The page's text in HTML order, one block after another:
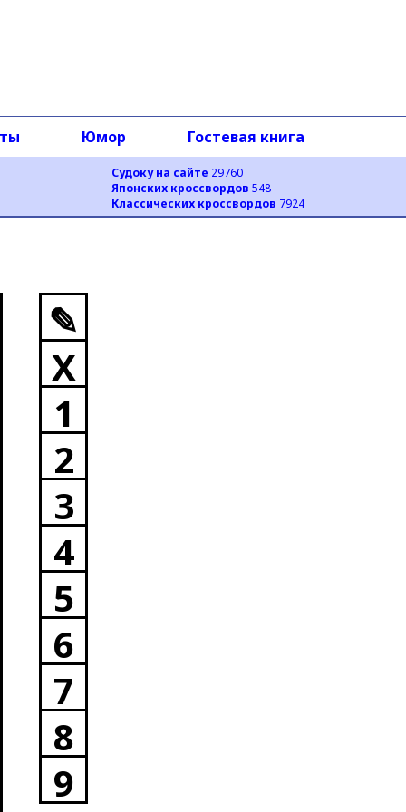
Судоку на сайте 29760
Японских кроссвордов 548
Классических кроссвордов 7924
Юмор Гостевая книга
✎
X
1
2
3
4
5
6
7
8
9